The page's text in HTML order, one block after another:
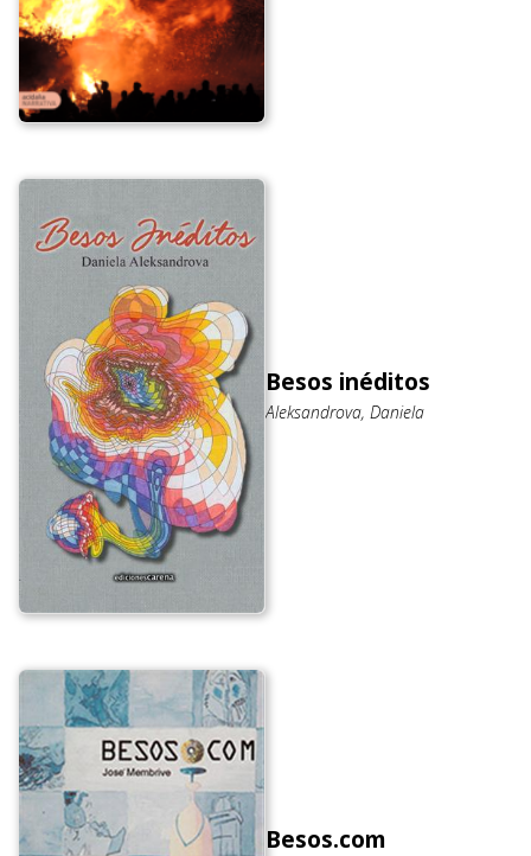
Besos inéditos
Aleksandrova, Daniela
Besos.com